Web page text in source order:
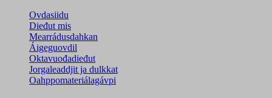
Ovdasiidu
Dieđut mis
Mearrádusdahkan
Áigeguovdil
Oktavuođadieđut
Jorgaleaddjit ja dulkkat
Oahppomateriálagávpi